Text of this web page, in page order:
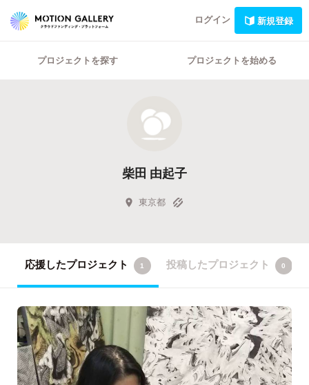
ログイン 新規登録
プロジェクトを探す プロジェクトを始める
柴田 由起子
東京都
応援したプロジェクト 1 投稿したプロジェクト 0